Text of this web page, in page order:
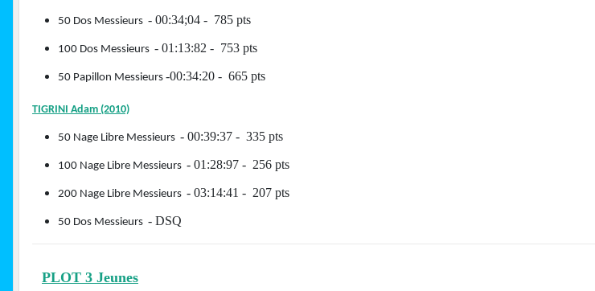
50 Dos Messieurs - 00:34;04 - 785 pts
100 Dos Messieurs - 01:13:82 - 753 pts
50 Papillon Messieurs -00:34:20 - 665 pts
TIGRINI Adam (2010)
50 Nage Libre Messieurs - 00:39:37 - 335 pts
100 Nage Libre Messieurs - 01:28:97 - 256 pts
200 Nage Libre Messieurs - 03:14:41 - 207 pts
50 Dos Messieurs - DSQ
PLOT 3 Jeunes